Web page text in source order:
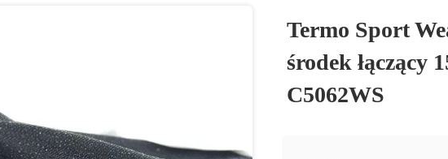
Termo Sport
środek łączący
C5062WS